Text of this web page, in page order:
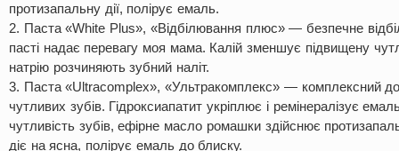
протизапальну дії, полірує емаль.
2. Паста «White Plus», «Відбілювання плюс» — безпечне
пасті надає перевагу моя мама. Калій зменшує підвищену
натрію розчиняють зубний наліт.
3. Паста «Ultracomplex», «Ультракомплекс» — комплексний
чутливих зубів. Гідроксиапатит укріплює і ремінералізує
чутливість зубів, ефірне масло ромашки здійснює
діє на ясна, полірує емаль до блиску.